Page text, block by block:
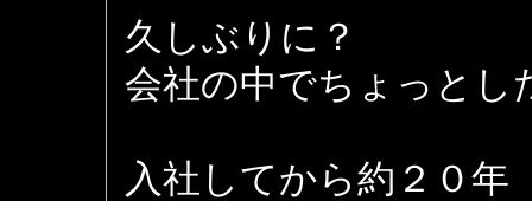
久しぶりに？
会社の中でちょっとし
入社してから約２０年